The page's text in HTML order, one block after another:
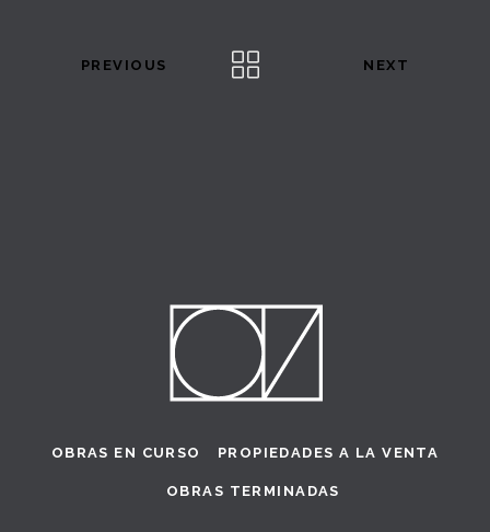
PREVIOUS NEXT
OBRAS EN CURSO PROPIEDADES A LA VENTA
OBRAS TERMINADAS